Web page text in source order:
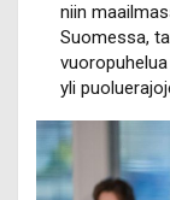
niin
Suomessa,
yli